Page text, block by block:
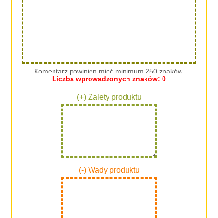
Komentarz powinien mieć minimum 250 znaków.
Liczba wprowadzonych znaków: 0
(+) Zalety produktu
(-) Wady produktu